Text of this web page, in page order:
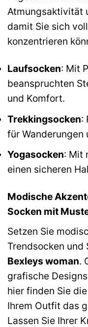
Atmungsaktivität
damit Sie sich
konzentrieren
Laufsocken: Mit
beanspruchten
und Komfort.
Trekkingsocken:
für
Yogasocken: Mit
einen sicheren
Modische
Socken mit
Setzen Sie
Trendsocken und
Bexleys woman.
grafische
hier finden Sie
Ihrem Outfit das
Lassen Sie Ihrer